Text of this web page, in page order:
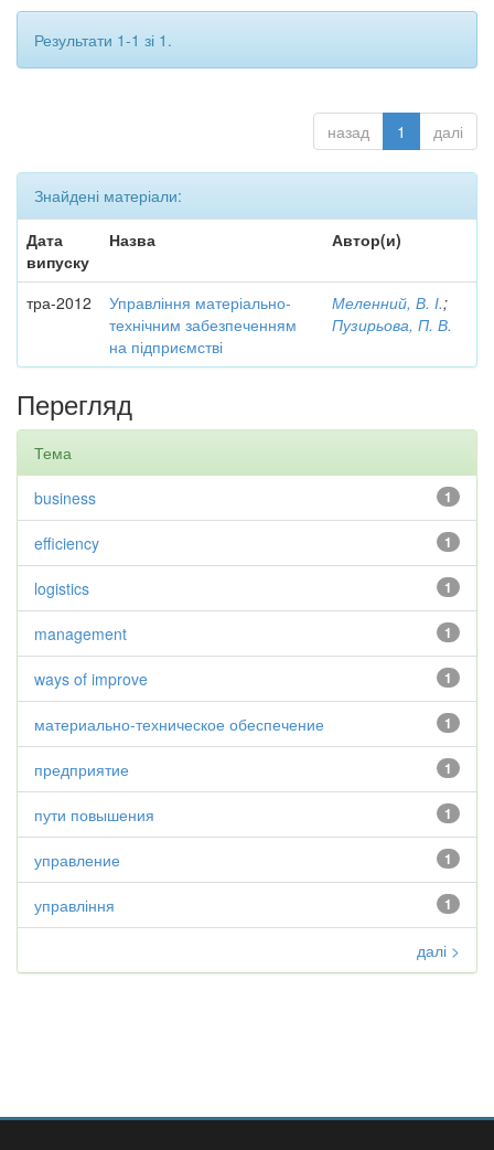
Результати 1-1 зі 1.
назад 1 далі
Знайдені матеріали:
Дата
випуску
Назва Автор(и)
тра-2012
Управління матеріально-
технічним забезпеченням
на підприємстві
Меленний, В. І.;
Пузирьова, П. В.
Перегляд
Тема
1
business
1
efficiency
1
logistics
1
management
1
ways of improve
1
материально-техническое обеспечение
1
предприятие
1
пути повышения
1
управление
1
управління
далі >